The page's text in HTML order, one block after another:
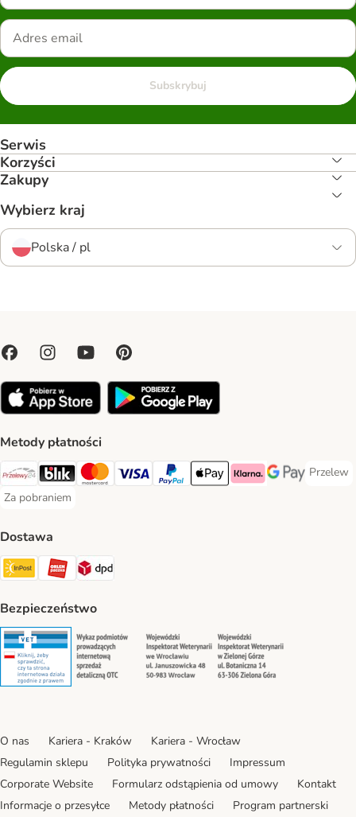
Subskrybuj
Serwis
Korzyści
Zakupy
Wybierz kraj
Polska / pl
Metody płatności
Przelewy24 Payment Method
Blik Payment Method
MasterCard Payment Method
Visa Payment Method
PayPal Payment Method
Apple Pay Payment Method
Klarna Payment Method
Google Pay
Przelew
Przelew
Za pobraniem
Za pobraniem Payment Method
Dostawa
Paczkomat® Shipping Method
ORLEN Paczka Shipping Method
DPD Shipping Method
Bezpieczeństwo
Security Security Security
O nas Kariera - Kraków
Kariera - Wrocław
Regulamin sklepu
Polityka prywatności
Impressum
Corporate Website
Formularz odstąpienia od umowy
Kontakt
Informacje o przesyłce
Metody płatności Program partnerski